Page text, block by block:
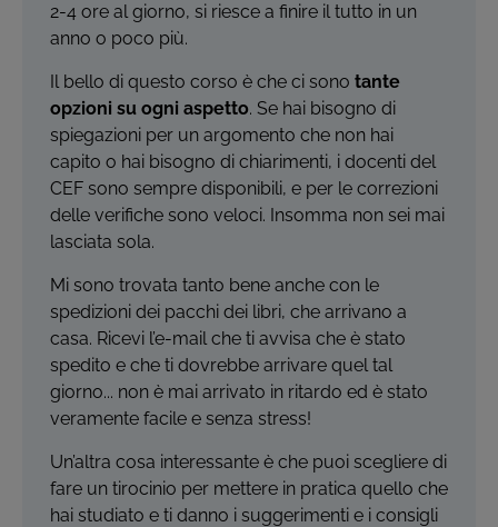
2-4 ore al giorno, si riesce a finire il tutto in un
anno o poco più.
Il bello di questo corso è che ci sono tante
opzioni su ogni aspetto. Se hai bisogno di
spiegazioni per un argomento che non hai
capito o hai bisogno di chiarimenti, i docenti del
CEF sono sempre disponibili, e per le correzioni
delle verifiche sono veloci. Insomma non sei mai
lasciata sola.
Mi sono trovata tanto bene anche con le
spedizioni dei pacchi dei libri, che arrivano a
casa. Ricevi l’e-mail che ti avvisa che è stato
spedito e che ti dovrebbe arrivare quel tal
giorno... non è mai arrivato in ritardo ed è stato
veramente facile e senza stress!
Un’altra cosa interessante è che puoi scegliere di
fare un tirocinio per mettere in pratica quello che
hai studiato e ti danno i suggerimenti e i consigli